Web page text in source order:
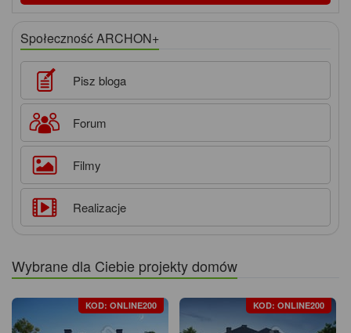
Społeczność ARCHON+
Pisz bloga
Forum
Filmy
Realizacje
Wybrane dla Ciebie projekty domów
KOD: ONLINE200 KOD: ONLINE200